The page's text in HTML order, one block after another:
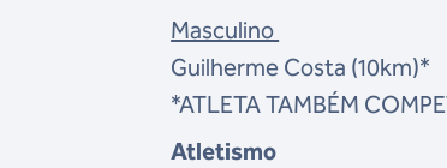
Masculino
Guilherme Costa (10km)*
*ATLETA TAMBÉM
Atletismo